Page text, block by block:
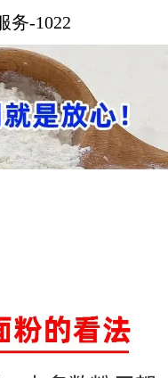
务-1022